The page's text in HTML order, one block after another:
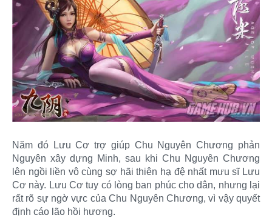
Năm đó Lưu Cơ trợ giúp Chu Nguyên Chương phản
Nguyên xây dựng Minh, sau khi Chu Nguyên Chương
lên ngồi liền vô cùng sợ hãi thiên hạ đệ nhất mưu sĩ Lưu
Cơ này. Lưu Cơ tuy có lòng ban phúc cho dân, nhưng lại
rất rõ sự ngờ vực của Chu Nguyên Chương, vì vậy quyết
định cáo lão hồi hương.